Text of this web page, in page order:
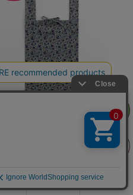
ド 店舗情報 ログイン
フェア
カートに入れる